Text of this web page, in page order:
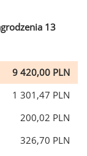
13
9 420,00 PLN
1 301,47 PLN
200,02 PLN
326,70 PLN